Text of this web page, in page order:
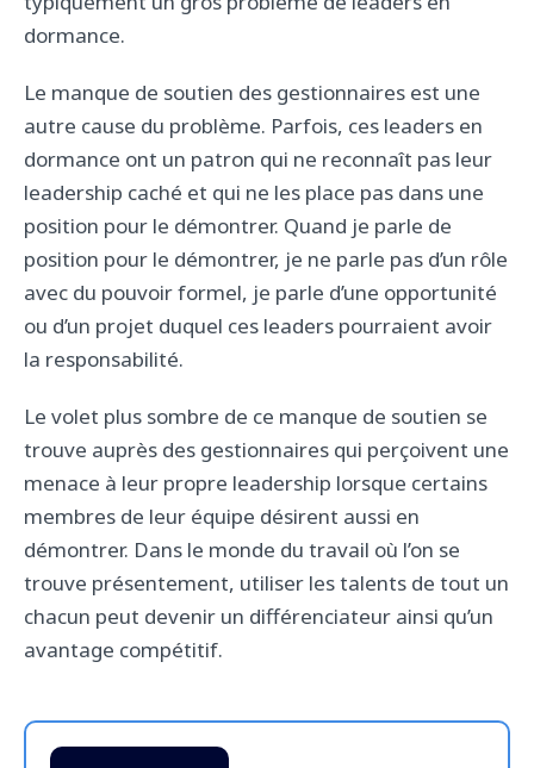
dormance.
Le manque de soutien des gestionnaires est une
autre cause du problème. Parfois, ces leaders en
dormance ont un patron qui ne reconnaît pas leur
leadership caché et qui ne les place pas dans une
position pour le démontrer. Quand je parle de
position pour le démontrer, je ne parle pas d’un rôle
avec du pouvoir formel, je parle d’une opportunité
ou d’un projet duquel ces leaders pourraient avoir
la responsabilité.
Le volet plus sombre de ce manque de soutien se
trouve auprès des gestionnaires qui perçoivent une
menace à leur propre leadership lorsque certains
membres de leur équipe désirent aussi en
démontrer. Dans le monde du travail où l’on se
trouve présentement, utiliser les talents de tout un
chacun peut devenir un différenciateur ainsi qu’un
avantage compétitif.